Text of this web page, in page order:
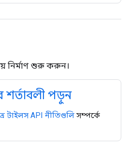
নির্মাণ শুরু করুন।
শর্তাবলী পড়ুন
টাইলস API নীতিগুলি সম্পর্কে